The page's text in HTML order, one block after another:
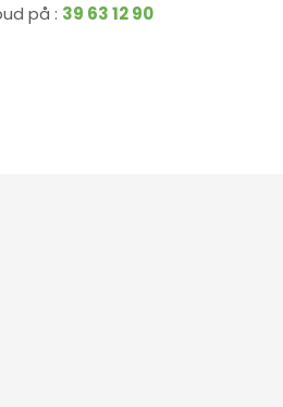
på : 39 63 12 90